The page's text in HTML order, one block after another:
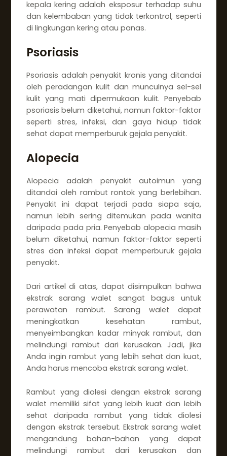
kepala kering adalah eksposur terhadap suhu
dan kelembaban yang tidak terkontrol, seperti
di lingkungan kering atau panas.
Psoriasis
Psoriasis adalah penyakit kronis yang ditandai
oleh peradangan kulit dan munculnya sel-sel
kulit yang mati dipermukaan kulit. Penyebab
psoriasis belum diketahui, namun faktor-faktor
seperti stres, infeksi, dan gaya hidup tidak
sehat dapat memperburuk gejala penyakit.
Alopecia
Alopecia adalah penyakit autoimun yang
ditandai oleh rambut rontok yang berlebihan.
Penyakit ini dapat terjadi pada siapa saja,
namun lebih sering ditemukan pada wanita
daripada pada pria. Penyebab alopecia masih
belum diketahui, namun faktor-faktor seperti
stres dan infeksi dapat memperburuk gejala
penyakit.
Dari artikel di atas, dapat disimpulkan bahwa
ekstrak sarang walet sangat bagus untuk
perawatan rambut. Sarang walet dapat
meningkatkan kesehatan rambut,
menyeimbangkan kadar minyak rambut, dan
melindungi rambut dari kerusakan. Jadi, jika
Anda ingin rambut yang lebih sehat dan kuat,
Anda harus mencoba ekstrak sarang walet.
Rambut yang diolesi dengan ekstrak sarang
walet memiliki sifat yang lebih kuat dan lebih
sehat daripada rambut yang tidak diolesi
dengan ekstrak tersebut. Ekstrak sarang walet
mengandung bahan-bahan yang dapat
melindungi rambut dari kerusakan dan